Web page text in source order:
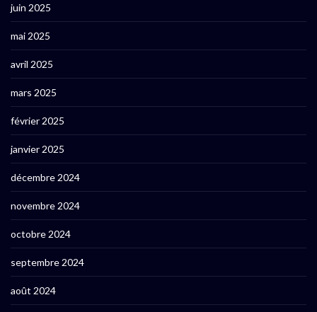
juin 2025
mai 2025
avril 2025
mars 2025
février 2025
janvier 2025
décembre 2024
novembre 2024
octobre 2024
septembre 2024
août 2024